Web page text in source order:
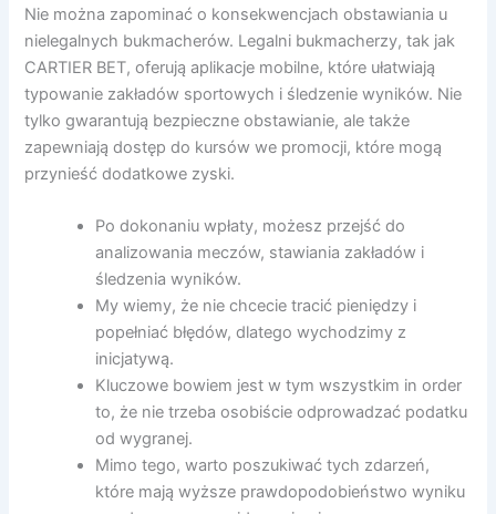
Nie można zapominać o konsekwencjach obstawiania u
nielegalnych bukmacherów. Legalni bukmacherzy, tak jak
CARTIER BET, oferują aplikacje mobilne, które ułatwiają
typowanie zakładów sportowych i śledzenie wyników. Nie
tylko gwarantują bezpieczne obstawianie, ale także
zapewniają dostęp do kursów we promocji, które mogą
przynieść dodatkowe zyski.
Po dokonaniu wpłaty, możesz przejść do
analizowania meczów, stawiania zakładów i
śledzenia wyników.
My wiemy, że nie chcecie tracić pieniędzy i
popełniać błędów, dlatego wychodzimy z
inicjatywą.
Kluczowe bowiem jest w tym wszystkim in order
to, że nie trzeba osobiście odprowadzać podatku
od wygranej.
Mimo tego, warto poszukiwać tych zdarzeń,
które mają wyższe prawdopodobieństwo wyniku